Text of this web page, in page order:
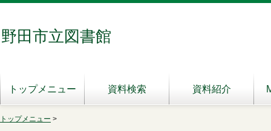
野田市立図書館
トップメニュー 資料検索 資料紹介
トップメニュー >